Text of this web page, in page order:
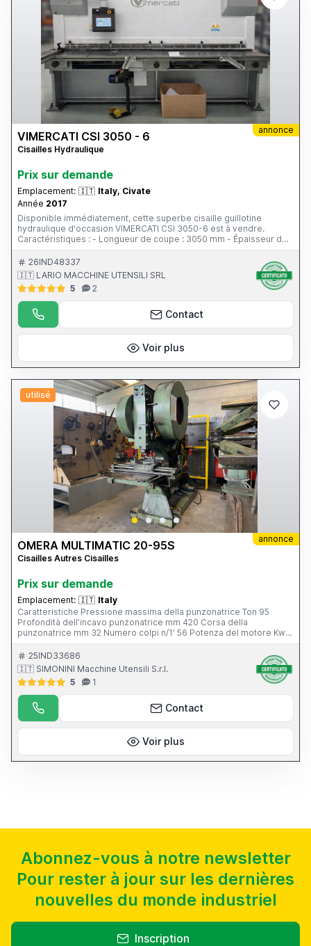
annonce
VIMERCATI CSI 3050 - 6
Cisailles Hydraulique
Prix ​​sur demande
Emplacement: 🇮🇹 Italy, Civate
Année 2017
Disponible immédiatement, cette superbe cisaille guillotine
hydraulique d'occasion VIMERCATI CSI 3050-6 est à vendre.
Caractéristiques : - Longueur de coupe : 3050 mm - Épaisseur de
coupe : 6 mm - Butée arrière : 1000 mm Support de tôle : en V -
Écartement des lames : 40 mm - Réglage de l'écartement des
lames : motorisé - Commande : ESA S 630 (réglage de l'angle, de
l'écartement et du repérage) - Année : 2017 - Homologation CE
Machine fournie avec équerre de départ et deux supports avant.
26IND48337
🇮🇹 LARIO MACCHINE UTENSILI SRL
5
2
Contact
Voir plus
utilisé
annonce
OMERA MULTIMATIC 20-95S
Cisailles Autres Cisailles
Prix ​​sur demande
Emplacement: 🇮🇹 Italy
Caratteristiche Pressione massima della punzonatrice Ton 95
Profondità dell’incavo punzonatrice mm 420 Corsa della
punzonatrice mm 32 Numero colpi n/1’ 56 Potenza del motore Kw
7,5 Peso macchina Kg 4380
25IND33686
🇮🇹 SIMONINI Macchine Utensili S.r.l.
5
1
Contact
Voir plus
Abonnez-vous à notre newsletter
Pour rester à jour sur les dernières
nouvelles du monde industriel
Inscription